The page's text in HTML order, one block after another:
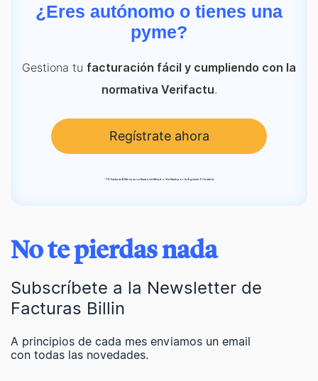
¿Eres autónomo o tienes una
pyme?
Gestiona tu facturación fácil y cumpliendo con la
normativa Verifactu.
Regístrate ahora
*TS Facturas Billin es un software certificado Verifactu por la Agencia Tributaria.
No te pierdas nada
Subscríbete a la Newsletter de
Facturas Billin
A principios de cada mes enviamos un email
con todas las novedades.